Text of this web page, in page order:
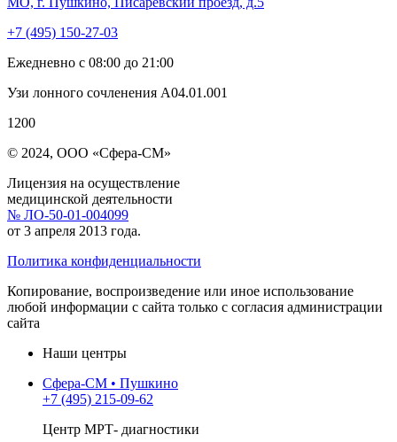
+7 (495) 150-27-03
Ежедневно с 08:00 до 21:00
Узи лонного сочленения A04.01.001
1200
© 2024, ООО «Сфера-СМ»
Лицензия на осуществление
медицинской деятельности
№ ЛО-50-01-004099
от 3 апреля 2013 года.
Политика конфиденциальности
Копирование, воспроизведение или иное использование
любой информации с сайта только с согласия администрации
сайта
Наши центры
Сфера-СМ • Пушкино
+7 (495) 215-09-62
Центр МРТ- диагностики